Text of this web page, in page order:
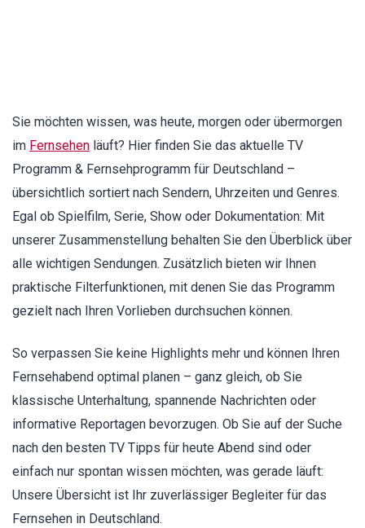
Sie möchten wissen, was heute, morgen oder übermorgen
im Fernsehen läuft? Hier finden Sie das aktuelle TV
Programm & Fernsehprogramm für Deutschland –
übersichtlich sortiert nach Sendern, Uhrzeiten und Genres.
Egal ob Spielfilm, Serie, Show oder Dokumentation: Mit
unserer Zusammenstellung behalten Sie den Überblick über
alle wichtigen Sendungen. Zusätzlich bieten wir Ihnen
praktische Filterfunktionen, mit denen Sie das Programm
gezielt nach Ihren Vorlieben durchsuchen können.
So verpassen Sie keine Highlights mehr und können Ihren
Fernsehabend optimal planen – ganz gleich, ob Sie
klassische Unterhaltung, spannende Nachrichten oder
informative Reportagen bevorzugen. Ob Sie auf der Suche
nach den besten TV Tipps für heute Abend sind oder
einfach nur spontan wissen möchten, was gerade läuft:
Unsere Übersicht ist Ihr zuverlässiger Begleiter für das
Fernsehen in Deutschland.